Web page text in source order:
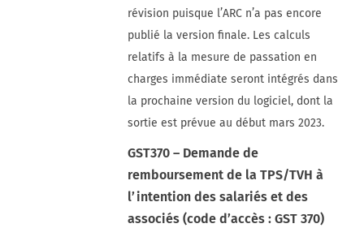
révision puisque l’ARC n’a pas encore
publié la version finale. Les calculs
relatifs à la mesure de passation en
charges immédiate seront intégrés dans
la prochaine version du logiciel, dont la
sortie est prévue au début mars 2023.
GST370 – Demande de
remboursement de la TPS/TVH à
l’intention des salariés et des
associés (code d’accès : GST 370)